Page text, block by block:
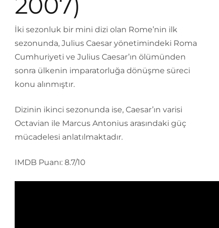
İki sezonluk bir mini dizi olan Rome’nin ilk
sezonunda, Julius Caesar yönetimindeki Roma
Cumhuriyeti ve Julius Caesar’ın ölümünden
sonra ülkenin imparatorluğa dönüşme süreci
konu alınmıştır.
Dizinin ikinci sezonunda ise, Caesar’ın varisi
Octavian ile Marcus Antonius arasındaki güç
mücadelesi anlatılmaktadır.
IMDB Puanı: 8.7/10